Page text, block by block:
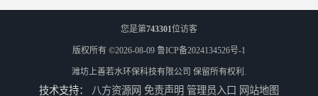
您是第743301位访客
版权所有 ©2026-08-09 鲁ICP备2024134526号-1
潍坊上善若水环保科技有限公司 保留所有权利.
技术支持： 八方资源网 免责声明 管理员入口 网站地图